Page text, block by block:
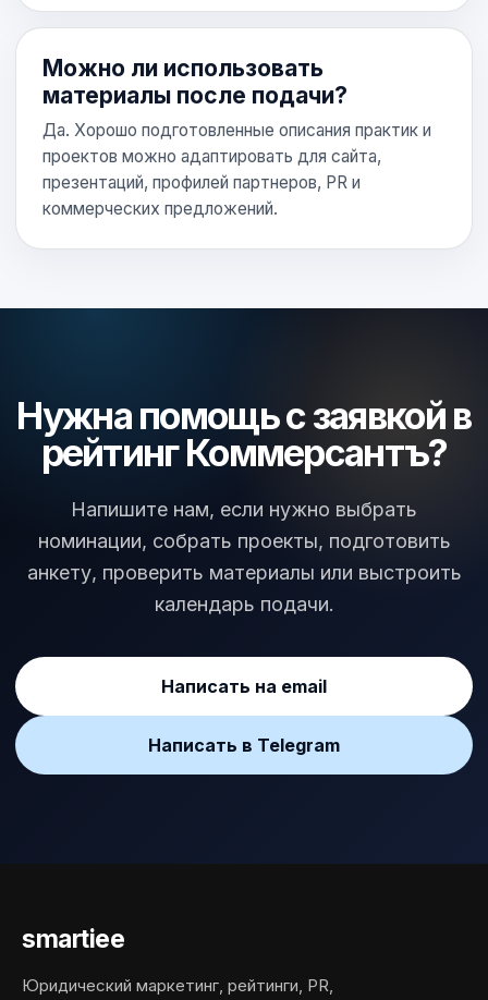
Можно ли использовать
материалы после подачи?
Да. Хорошо подготовленные описания практик и
проектов можно адаптировать для сайта,
презентаций, профилей партнеров, PR и
коммерческих предложений.
Нужна помощь с заявкой в
рейтинг Коммерсантъ?
Напишите нам, если нужно выбрать
номинации, собрать проекты, подготовить
анкету, проверить материалы или выстроить
календарь подачи.
Написать на email
Написать в Telegram
smartiee
Юридический маркетинг, рейтинги, PR,